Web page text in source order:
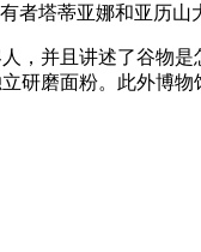
者塔蒂亚娜和亚历
，并且讲述了谷物
研磨面粉。此外博